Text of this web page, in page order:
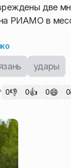
две
РИАМО в
удары
0👎 0👍 0😄 0